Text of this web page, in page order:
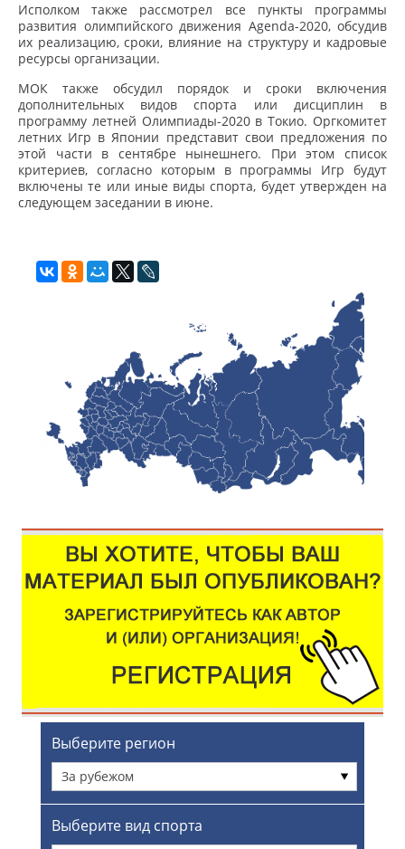
Исполком также рассмотрел все пункты программы
развития олимпийского движения Agenda-2020, обсудив
их реализацию, сроки, влияние на структуру и кадровые
ресурсы организации.
МОК также обсудил порядок и сроки включения
дополнительных видов спорта или дисциплин в
программу летней Олимпиады-2020 в Токио. Оргкомитет
летних Игр в Японии представит свои предложения по
этой части в сентябре нынешнего. При этом список
критериев, согласно которым в программы Игр будут
включены те или иные виды спорта, будет утвержден на
следующем заседании в июне.
Выберите регион
За рубежом
Выберите вид спорта